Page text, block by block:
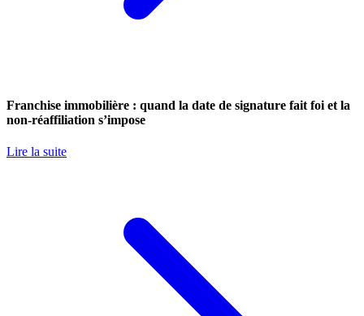
Franchise immobilière : quand la date de signature fait foi et la
non-réaffiliation s’impose
Lire la suite